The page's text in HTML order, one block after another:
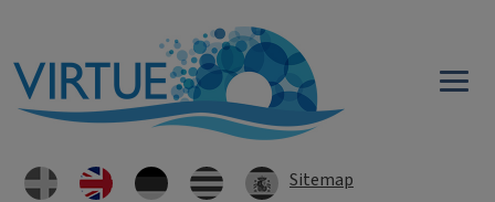
Sitemap